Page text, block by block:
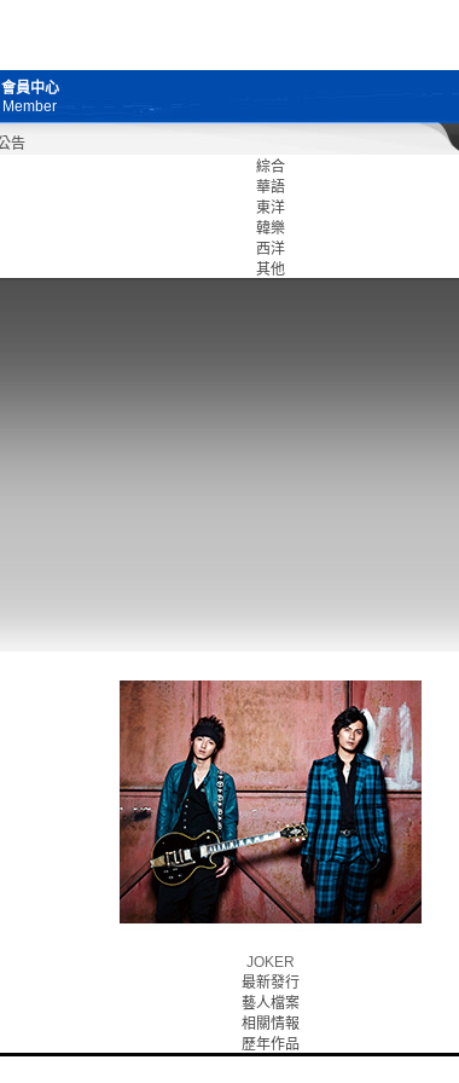
會員中心
Member
綜合
華語
東洋
韓樂
西洋
其他
JOKER
最新發行
藝人檔案
相關情報
歷年作品